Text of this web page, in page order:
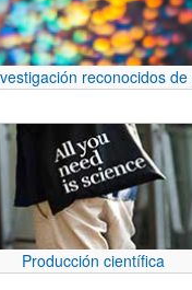
reconocidos de
Producción científica